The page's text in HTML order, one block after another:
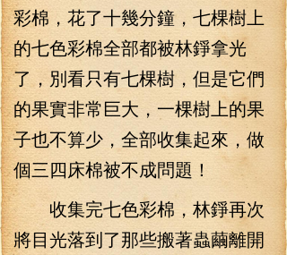
彩棉，花了十幾分鐘，七棵樹上
的七色彩棉全部都被林錚拿光
了，別看只有七棵樹，但是它們
的果實非常巨大，一棵樹上的果
子也不算少，全部收集起來，做
個三四床棉被不成問題！
收集完七色彩棉，林錚再次
將目光落到了那些搬著蟲繭離開